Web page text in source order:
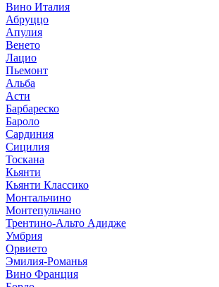
Вино Италия
Абруццо
Апулия
Венето
Лацио
Пьемонт
Альба
Асти
Барбареско
Бароло
Сардиния
Сицилия
Тоскана
Кьянти
Кьянти Классико
Монтальчино
Монтепульчано
Трентино-Альто Адидже
Умбрия
Орвието
Эмилия-Романья
Вино Франция